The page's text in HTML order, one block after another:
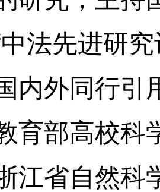
法先进研
内外同行引
育部高校科
江省自然科